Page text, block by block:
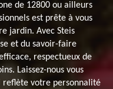
de 12800 ou ailleurs
est prête à vous
jardin. Avec Steis
et du savoir-faire
respectueux de
Laissez-nous vous
reflète votre personnalité